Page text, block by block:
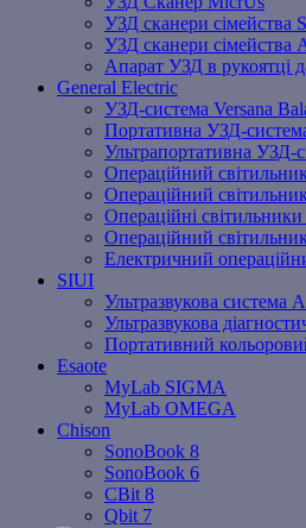
УЗД сканери сімейства
УЗД сканери сімейства
Апарат УЗД в рукоятці
General Electric
УЗД-система Versana
Портативна УЗД-
Ультрапортативна УЗД-
Операційний
Операційний
Операційні
Операційний
Електричний
SIUI
Ультразвукова система
Ультразвукова
Портативний
Esaote
MyLab SIGMA
MyLab OMEGA
Chison
SonoBook 8
SonoBook 6
СBit 8
Qbit 7